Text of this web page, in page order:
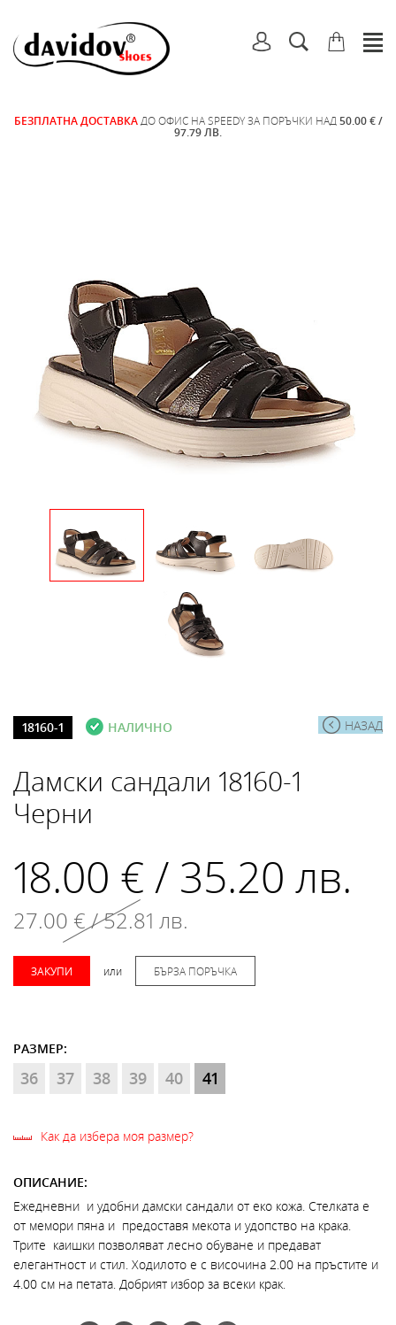
БЕЗПЛАТНА ДОСТАВКА ДО ОФИС НА SPEEDY ЗА ПОРЪЧКИ НАД 50.00 € /
97.79 ЛВ.
НАЗАД
18160-1 НАЛИЧНО
Дамски сандали 18160-1
Черни
18.00 € / 35.20 лв.
27.00 € / 52.81 лв.
ЗАКУПИ или БЪРЗА ПОРЪЧКА
РАЗМЕР:
36 37 38 39 40 41
Как да избера моя размер?
ОПИСАНИЕ:
Ежедневни и удобни дамски сандали от еко кожа. Стелката е
от мемори пяна и предоставя мекота и удопство на крака.
Трите каишки позволяват лесно обуване и предават
елегантност и стил. Ходилото е с височина 2.00 на пръстите и
4.00 см на петата. Добрият избор за всеки крак.